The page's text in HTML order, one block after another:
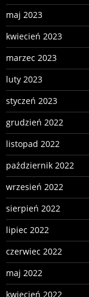
maj 2023
kwiecień 2023
marzec 2023
luty 2023
styczeń 2023
grudzień 2022
listopad 2022
październik 2022
wrzesień 2022
sierpień 2022
lipiec 2022
czerwiec 2022
maj 2022
kwiecień 2022